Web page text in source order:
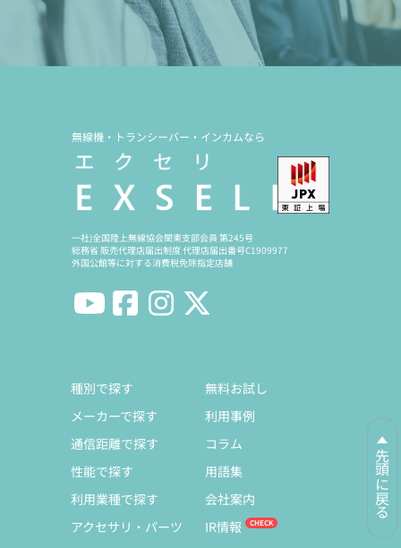
先頭に戻る
無線機・トランシーバー・インカムなら
一社)全国陸上無線協会関東支部会員 第245号
総務省 販売代理店届出制度 代理店届出番号C1909977
外国公館等に対する消費税免除指定店舗
種別で探す
メーカーで探す
通信距離で探す
性能で探す
利用業種で探す
アクセサリ・パーツ
無料お試し
利用事例
コラム
用語集
会社案内
IR情報